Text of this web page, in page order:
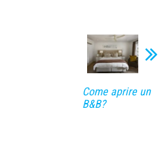
Come aprire un
B&B?